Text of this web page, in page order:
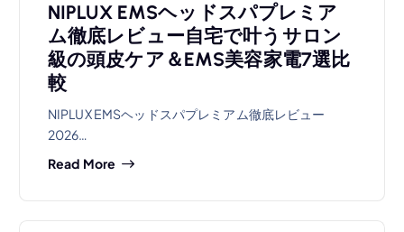
NIPLUX EMSヘッドスパプレミア
ム徹底レビュー自宅で叶うサロン
級の頭皮ケア＆EMS美容家電7選比
較
NIPLUX EMSヘッドスパプレミアム徹底レビュー
2026…
Read More